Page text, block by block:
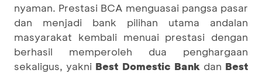
nyaman. Prestasi BCA menguasai pangsa pasar
dan menjadi bank pilihan utama andalan
masyarakat kembali menuai prestasi dengan
berhasil memperoleh dua penghargaan
sekaligus, yakni Best Domestic Bank dan Best